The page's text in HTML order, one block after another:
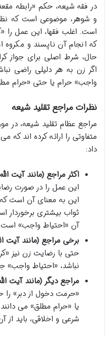
در فقه شیعه، حکم «رابطه
و شوهر، موضوعی است که
است. اغلب فقها، این عمل را
که انجام آن ناپسند و
حال، شرط اصلی برای جواز
اگر زن به هر دلیلی راضی
واجب» حرام یا حتی «حرام
نظرات مراجع تقلید شیعه
مراجع عظام تقلید شیعه، در
متفاوتی را ارائه کرده اند که
داد:
اکثر مراجع (مانند آیت
این عمل را در صورت
این به معنای آن است
ثواب بیشتری برخوردار
آن «احتیاط واجب»
برخی مراجع (مانند آیت
حتی با رضایت زن نیز
نباشد، «احتیاط واجب»
مراجع دیگر (مانند آیت
«حرمت دخول از دبر»
یا «حرام مطلق» می
شرعی و اخلاقی، باید از